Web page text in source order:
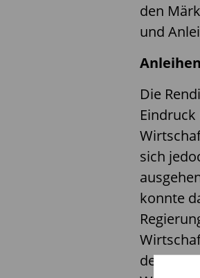
den
und
Die
sich
konnte